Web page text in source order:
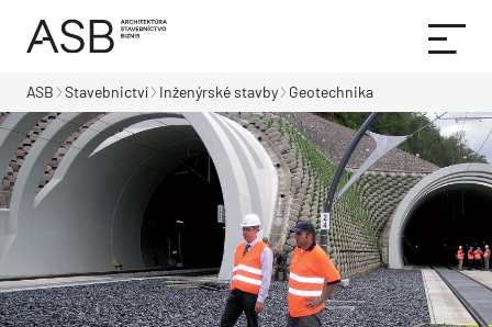
ASB Stavebnictví Inženýrské stavby Geotechnika